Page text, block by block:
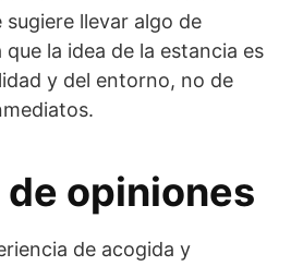
sugiere llevar algo de
la idea de la estancia es
y del entorno, no de
de opiniones
de acogida y